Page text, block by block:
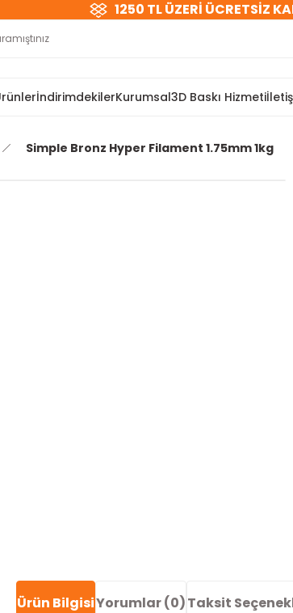
1250 TL ÜZERİ ÜCRETSİZ
İndirimdekilerKurumsal3D Baskı Hizmeti
Simple Bronz Hyper Filament 1.75mm 1kg
Ürün BilgisiYorumlar (0)Taksit